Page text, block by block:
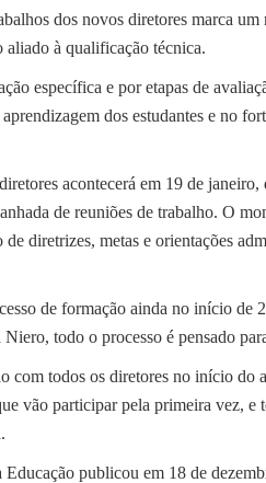
dos novos diretores marca um
aliado à qualificação técnica.
específica e por etapas de
dos estudantes e no
acontecerá em 19 de
de reuniões de trabalho. O
diretrizes, metas e orientações
de formação ainda no início de
todo o processo é pensado
com todos os diretores no início do
vão participar pela primeira vez, e
Educação publicou em 18 de